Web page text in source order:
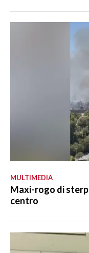
MULTIMEDIA
Maxi-rogo di
centro